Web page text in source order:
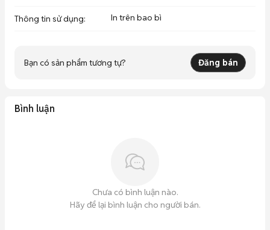
Thông tin sử dụng: In trên bao bì
Bạn có sản phẩm tương tự? Đăng bán
Bình luận
Chưa có bình luận nào.
Hãy để lại bình luận cho người bán.